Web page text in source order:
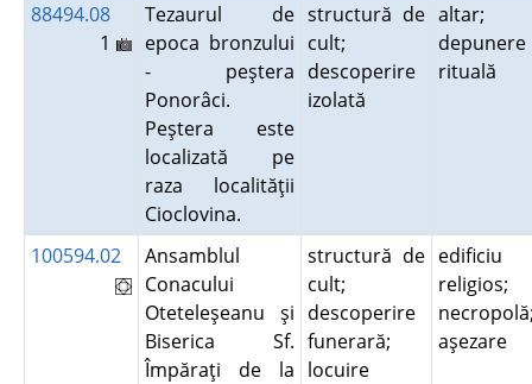
88494.08
1
Tezaurul de
epoca bronzului
- peştera
Ponorâci.
Peştera este
localizată pe
raza localităţii
Cioclovina.
structură de
cult;
descoperire
izolată
altar;
depunere
rituală
100594.02
Ansamblul
Conacului
Oteteleşeanu şi
Biserica Sf.
Împăraţi de la
structură de
cult;
descoperire
funerară;
locuire
edificiu
religios;
aşezare